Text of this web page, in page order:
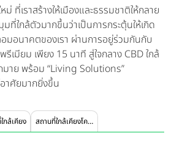
ที่เราสร้างให้เมืองและธรรมชาติให้กลาย
ที่ใกล้ตัวมากขึ้นว่าเป็นการกระตุ้นให้เกิด
มอนาคตของเรา ผ่านการอยู่ร่วมกันกับ
เมียม เพียง 15 นาที สู่ใจกลาง CBD ใกล้
มาย พร้อม “Living Solutions”
าศัยมากยิ่งขึ้น
กล้เคียง สถานที่ใกล้เคียงโครงการ